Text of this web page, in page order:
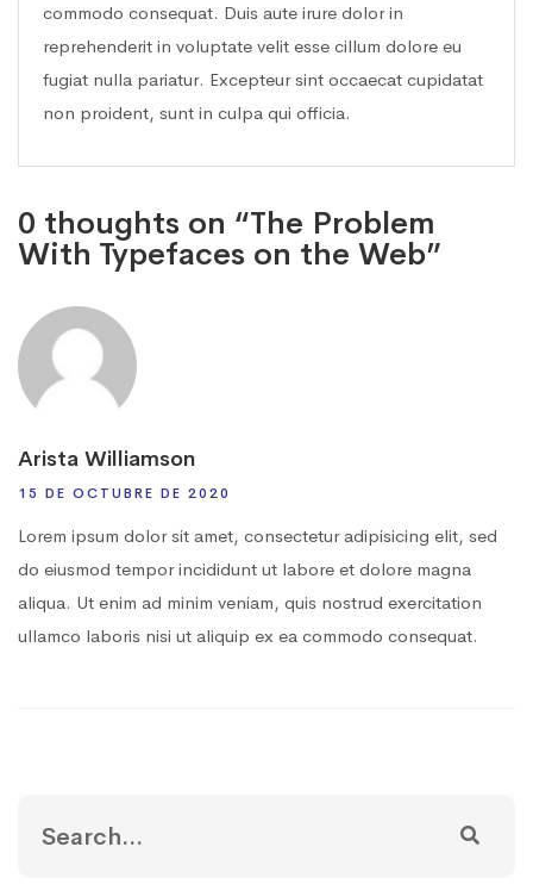
commodo consequat. Duis aute irure dolor in
reprehenderit in voluptate velit esse cillum dolore eu
fugiat nulla pariatur. Excepteur sint occaecat cupidatat
non proident, sunt in culpa qui officia.
0 thoughts on “The Problem
With Typefaces on the Web”
Arista Williamson
15 DE OCTUBRE DE 2020
Lorem ipsum dolor sit amet, consectetur adipisicing elit, sed
do eiusmod tempor incididunt ut labore et dolore magna
aliqua. Ut enim ad minim veniam, quis nostrud exercitation
ullamco laboris nisi ut aliquip ex ea commodo consequat.